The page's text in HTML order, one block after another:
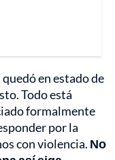
en estado de
Todo está
formalmente
por la
con violencia. No